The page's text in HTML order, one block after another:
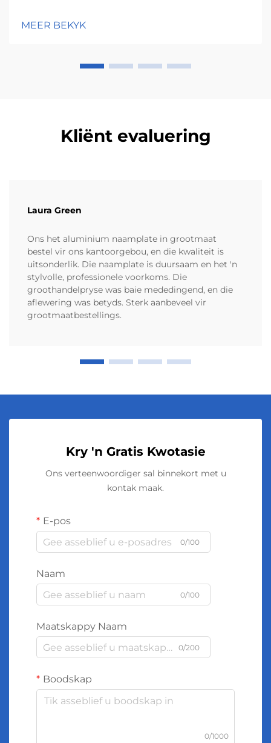
MEER BEKYK
Kliënt evaluering
Laura Green
Ons het aluminium naamplate in grootmaat
bestel vir ons kantoorgebou, en die kwaliteit is
uitsonderlik. Die naamplate is duursaam en het 'n
stylvolle, professionele voorkoms. Die
groothandelpryse was baie mededingend, en die
aflewering was betyds. Sterk aanbeveel vir
grootmaatbestellings.
Kry 'n Gratis Kwotasie
Ons verteenwoordiger sal binnekort met u
kontak maak.
E-pos
0/100
Naam
0/100
Maatskappy Naam
0/200
Boodskap
0/1000